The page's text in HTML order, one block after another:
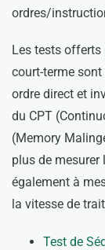
ordres/
Les tests offerts
court-terme
ordre direct et
du CPT
(Memory
plus de mesurer
également à
la vitesse de
Test de